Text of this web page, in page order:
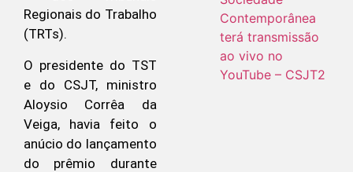
Regionais do Trabalho
(TRTs).
O presidente do TST
e do CSJT, ministro
Aloysio Corrêa da
Veiga, havia feito o
anúcio do lançamento
do prêmio durante
Contemporânea
terá transmissão
ao vivo no
YouTube – CSJT2